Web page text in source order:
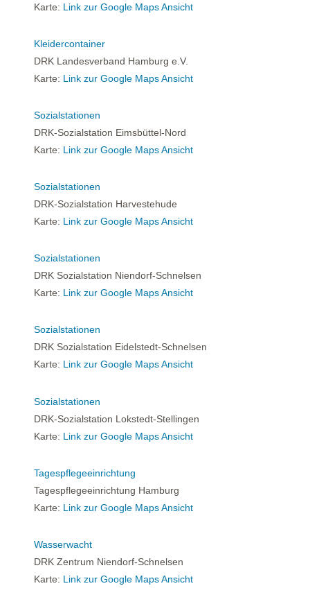
Karte: Link zur Google Maps Ansicht
Kleidercontainer
DRK Landesverband Hamburg e.V.
Karte: Link zur Google Maps Ansicht
Sozialstationen
DRK-Sozialstation Eimsbüttel-Nord
Karte: Link zur Google Maps Ansicht
Sozialstationen
DRK-Sozialstation Harvestehude
Karte: Link zur Google Maps Ansicht
Sozialstationen
DRK Sozialstation Niendorf-Schnelsen
Karte: Link zur Google Maps Ansicht
Sozialstationen
DRK Sozialstation Eidelstedt-Schnelsen
Karte: Link zur Google Maps Ansicht
Sozialstationen
DRK-Sozialstation Lokstedt-Stellingen
Karte: Link zur Google Maps Ansicht
Tagespflegeeinrichtung
Tagespflegeeinrichtung Hamburg
Karte: Link zur Google Maps Ansicht
Wasserwacht
DRK Zentrum Niendorf-Schnelsen
Karte: Link zur Google Maps Ansicht